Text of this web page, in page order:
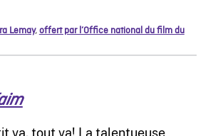
Lemay,offert par l’Office national du film du
va, tout va! La talentueuse